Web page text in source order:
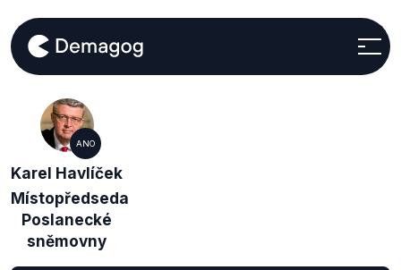
ANO
Karel Havlíček
Místopředseda
Poslanecké
sněmovny